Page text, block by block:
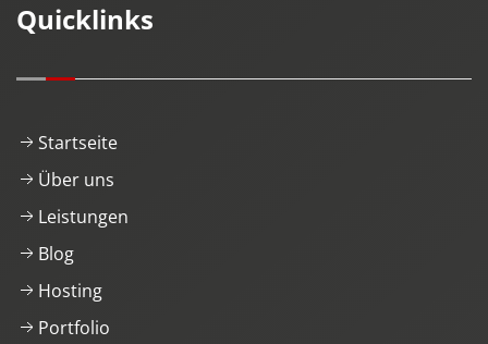
Quicklinks
Startseite
Über uns
Leistungen
Blog
Hosting
Portfolio